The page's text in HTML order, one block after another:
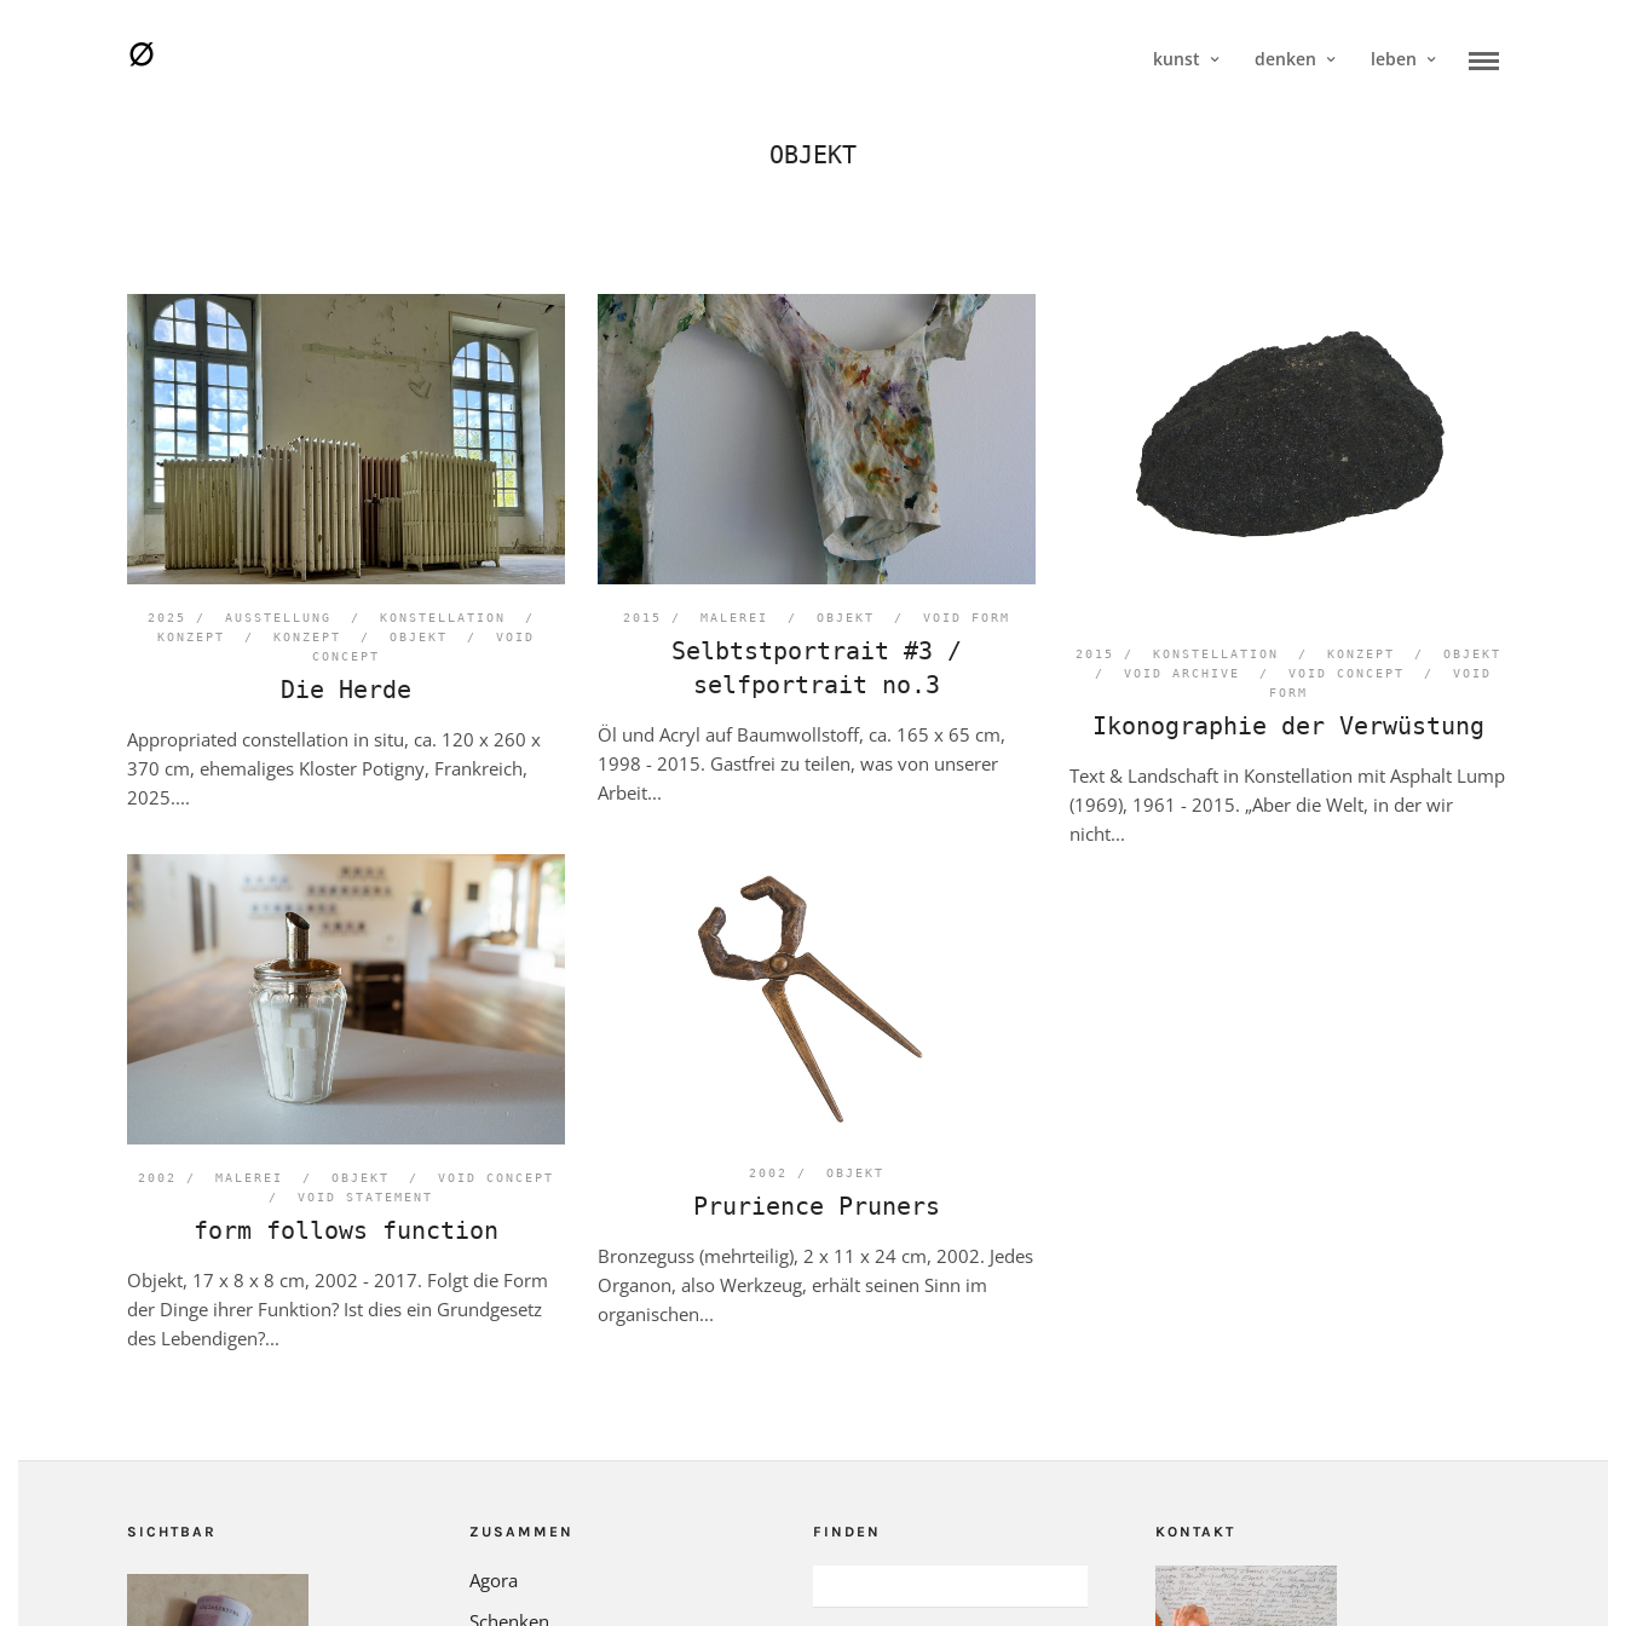
kunst denken leben
OBJEKT
2025 /AUSSTELLUNG /KONSTELLATION
/
KONZEPT
/KONZEPT /OBJEKT /VOID
CONCEPT
Die Herde
Appropriated constellation in situ, ca. 120 x 260 x
370 cm, ehemaliges Kloster Potigny, Frankreich,
2025....
2015 /MALEREI /OBJEKT /VOID FORM
Selbtstportrait #3 /
selfportrait no.3
Öl und Acryl auf Baumwollstoff, ca. 165 x 65 cm,
1998 - 2015. Gastfrei zu teilen, was von unserer
Arbeit...
2015 /KONSTELLATION /KONZEPT /OBJEKT
/VOID ARCHIVE /VOID CONCEPT /VOID
FORM
Ikonographie der Verwüstung
Text & Landschaft in Konstellation mit Asphalt Lump
(1969), 1961 - 2015. „Aber die Welt, in der wir
nicht...
2002 /OBJEKT
Prurience Pruners
Bronzeguss (mehrteilig), 2 x 11 x 24 cm, 2002. Jedes
Organon, also Werkzeug, erhält seinen Sinn im
organischen...
2002 /MALEREI /OBJEKT /VOID CONCEPT
/VOID STATEMENT
form follows function
Objekt, 17 x 8 x 8 cm, 2002 - 2017. Folgt die Form
der Dinge ihrer Funktion? Ist dies ein Grundgesetz
des Lebendigen?...
SICHTBAR ZUSAMMEN
Agora
Schenken
FINDEN KONTAKT